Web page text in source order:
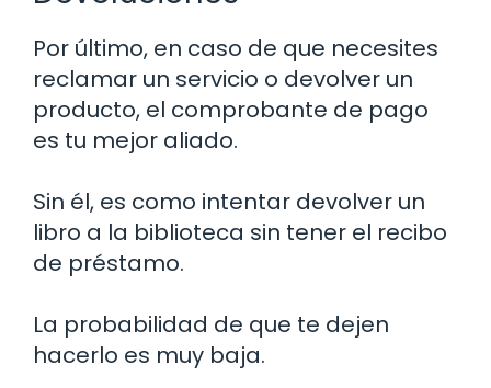
Por último, en caso de que necesites
reclamar un servicio o devolver un
producto, el comprobante de pago
es tu mejor aliado.
Sin él, es como intentar devolver un
libro a la biblioteca sin tener el recibo
de préstamo.
La probabilidad de que te dejen
hacerlo es muy baja.